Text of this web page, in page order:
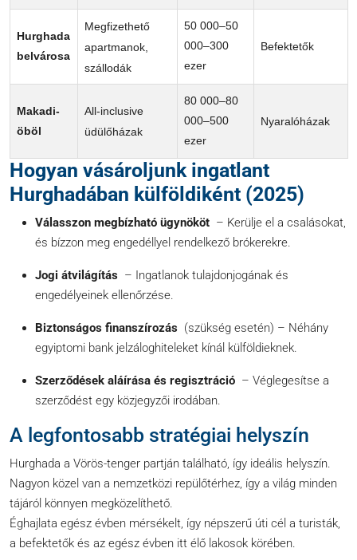
Hurghada
belvárosa
Megfizethető
apartmanok,
szállodák
50 000–50
000–300
ezer
Befektetők
Makadi-
öböl
All-inclusive
üdülőházak
80 000–80
000–500
ezer
Nyaralóházak
Hogyan vásároljunk ingatlant
Hurghadában külföldiként (2025)
Válasszon megbízható ügynököt – Kerülje el a csalásokat,
és bízzon meg engedéllyel rendelkező brókerekre.
Jogi átvilágítás – Ingatlanok tulajdonjogának és
engedélyeinek ellenőrzése.
Biztonságos finanszírozás (szükség esetén) – Néhány
egyiptomi bank jelzáloghiteleket kínál külföldieknek.
Szerződések aláírása és regisztráció – Véglegesítse a
szerződést egy közjegyzői irodában.
A legfontosabb stratégiai helyszín
Hurghada a Vörös-tenger partján található, így ideális helyszín.
Nagyon közel van a nemzetközi repülőtérhez, így a világ minden
tájáról könnyen megközelíthető.
Éghajlata egész évben mérsékelt, így népszerű úti cél a turisták,
a befektetők és az egész évben itt élő lakosok körében.